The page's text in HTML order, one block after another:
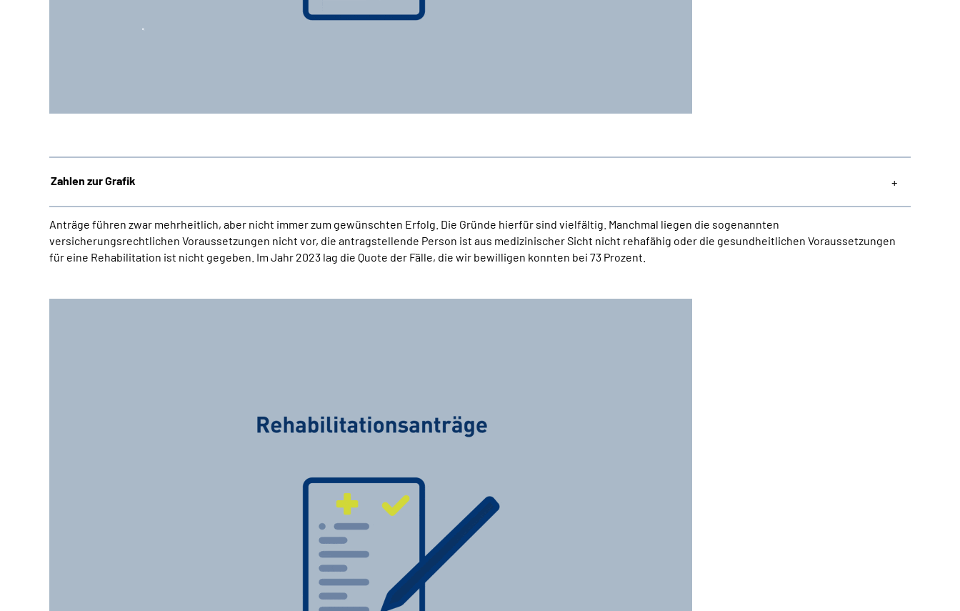
Zahlen zur Grafik
Anträge führen zwar mehrheitlich, aber nicht immer zum gewünschten Erfolg. Die Gründe hierfür sind vielfältig. Manchmal liegen die sogenannten
versicherungsrechtlichen Voraussetzungen nicht vor, die antragstellende Person ist aus medizinischer Sicht nicht rehafähig oder die gesundheitlichen Voraussetzungen
für eine Rehabilitation ist nicht gegeben. Im Jahr 2023 lag die Quote der Fälle, die wir bewilligen konnten bei 73 Prozent.